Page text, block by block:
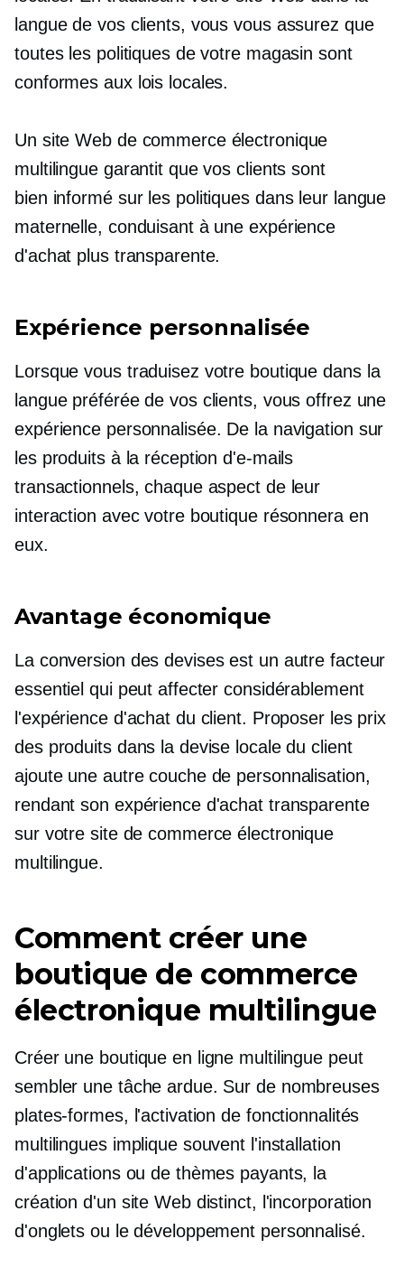
langue de vos clients, vous vous assurez que
toutes les politiques de votre magasin sont
conformes aux lois locales.
Un site Web de commerce électronique
multilingue garantit que vos clients sont
bien informésur les politiques dans leur langue
maternelle, conduisant à une expérience
d'achat plus transparente.
Expérience personnalisée
Lorsque vous traduisez votre boutique dans la
langue préférée de vos clients, vous offrez une
expérience personnalisée. De la navigation sur
les produits à la réception d'e-mails
transactionnels, chaque aspect de leur
interaction avec votre boutique résonnera en
eux.
Avantage économique
La conversion des devises est un autre facteur
essentiel qui peut affecter considérablement
l'expérience d'achat du client. Proposer les prix
des produits dans la devise locale du client
ajoute une autre couche de personnalisation,
rendant son expérience d'achat transparente
sur votre site de commerce électronique
multilingue.
Comment créer une
boutique de commerce
électronique multilingue
Créer une boutique en ligne multilingue peut
sembler une tâche ardue. Sur de nombreuses
plates-formes, l'activation de fonctionnalités
multilingues implique souvent l'installation
d'applications ou de thèmes payants, la
création d'un site Web distinct, l'incorporation
d'onglets ou le développement personnalisé.